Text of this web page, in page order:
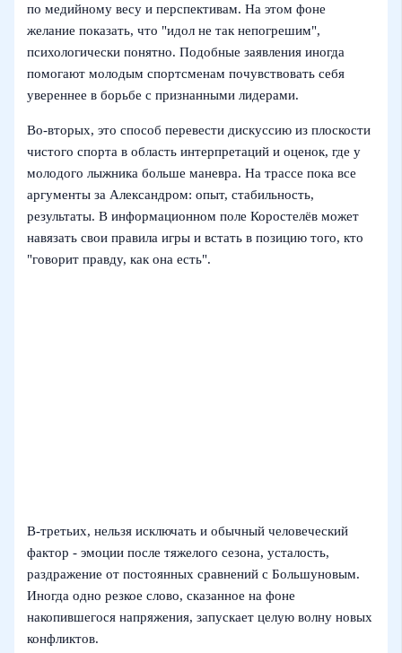
по медийному весу и перспективам. На этом фоне
желание показать, что "идол не так непогрешим",
психологически понятно. Подобные заявления иногда
помогают молодым спортсменам почувствовать себя
увереннее в борьбе с признанными лидерами.
Во-вторых, это способ перевести дискуссию из плоскости
чистого спорта в область интерпретаций и оценок, где у
молодого лыжника больше маневра. На трассе пока все
аргументы за Александром: опыт, стабильность,
результаты. В информационном поле Коростелёв может
навязать свои правила игры и встать в позицию того, кто
"говорит правду, как она есть".
В-третьих, нельзя исключать и обычный человеческий
фактор - эмоции после тяжелого сезона, усталость,
раздражение от постоянных сравнений с Большуновым.
Иногда одно резкое слово, сказанное на фоне
накопившегося напряжения, запускает целую волну новых
конфликтов.